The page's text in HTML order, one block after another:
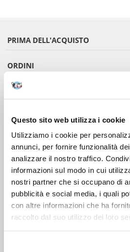
Questo sito web utilizza i cookie
Utilizziamo i cookie per
annunci, per fornire funzionalità
analizzare il nostro traffico.
informazioni sul modo in cui
nostri partner che si occupano di
pubblicità e social media, i quali
con altre informazioni che ha
raccolto dal suo utilizzo dei loro
PRIMA DELL'ACQUISTO
ORDINI
DOPO L'ACQUISTO
VIENI A CONOSCERCI